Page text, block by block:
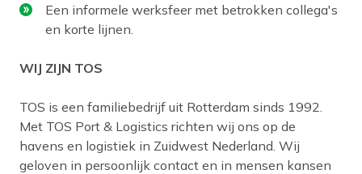
Een informele werksfeer met betrokken collega's
en korte lijnen.
WIJ ZIJN TOS
TOS is een familiebedrijf uit Rotterdam sinds 1992.
Met TOS Port & Logistics richten wij ons op de
havens en logistiek in Zuidwest Nederland. Wij
geloven in persoonlijk contact en in mensen kansen